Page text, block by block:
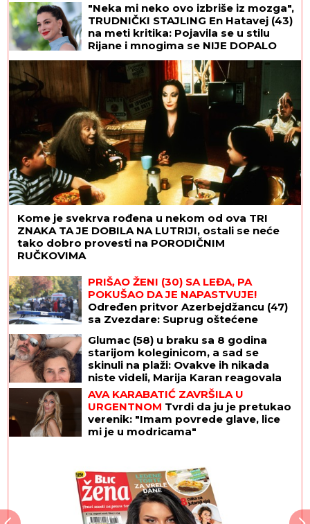
"Neka mi neko ovo izbriše iz mozga",
TRUDNIČKI STAJLING En Hatavej (43)
na meti kritika: Pojavila se u stilu
Rijane i mnogima se NIJE DOPALO
ono što su videli
Kome je svekrva rođena u nekom od ova TRI
ZNAKA TA JE DOBILA NA LUTRIJI, ostali se neće
tako dobro provesti na PORODIČNIM
RUČKOVIMA
PRIŠAO ŽENI (30) SA LEĐA, PA
POKUŠAO DA JE NAPASTVUJE!
Određen pritvor Azerbejdžancu (47)
sa Zvezdare: Suprug oštećene
Glumac (58) u braku sa 8 godina
starijom koleginicom, a sad se
skinuli na plaži: Ovakve ih nikada
niste videli, Marija Karan reagovala
AVA KARABATIĆ ZAVRŠILA U
URGENTNOM Tvrdi da ju je pretukao
verenik: "Imam povrede glave, lice
mi je u modricama"